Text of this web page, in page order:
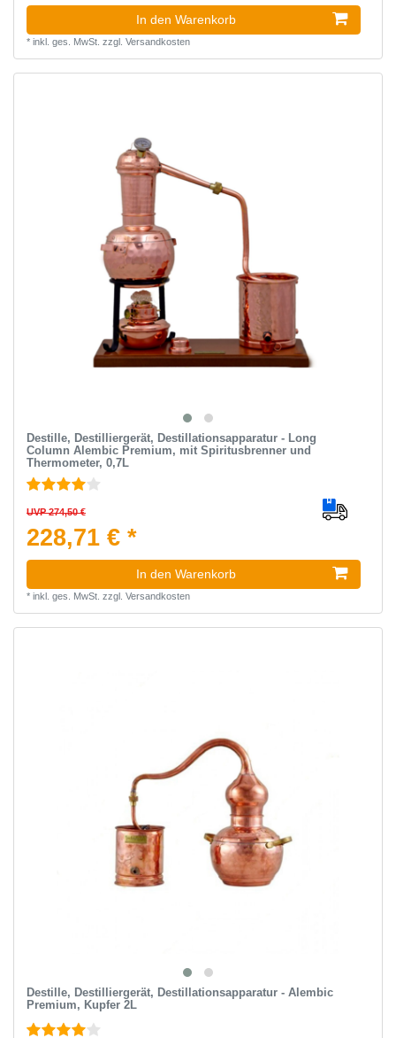
In den Warenkorb
* inkl. ges. MwSt. zzgl. Versandkosten
Destille, Destilliergerät, Destillationsapparatur - Long
Column Alembic Premium, mit Spiritusbrenner und
Thermometer, 0,7L
UVP 274,50 €
228,71 € *
In den Warenkorb
* inkl. ges. MwSt. zzgl. Versandkosten
Destille, Destilliergerät, Destillationsapparatur - Alembic
Premium, Kupfer 2L